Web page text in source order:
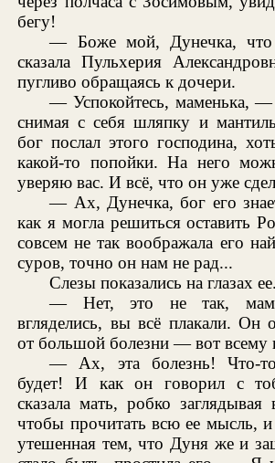
бегу!
— Боже мой, Дунечка,
сказала Пульхерия
пугливо обращаясь к дочери.
— Успокойтесь, маменька, —
снимая с себя шляпку и
бог послал этого господина,
какой-то попойки. На него
уверяю вас. И всё, что он уже
— Ах, Дунечка, бог его
как я могла решиться оставить
совсем не так воображала его
суров, точно он нам не рад...
Слезы показались на глазах ее.
— Нет, это не так,
вгляделись, вы всё плакали. Он
от большой болезни — вот всему
— Ах, эта болезнь! Что-то
будет! И как он говорил с
сказала мать, робко заглядывая
чтобы прочитать всю ее мысль,
утешенная тем, что Дуня же и